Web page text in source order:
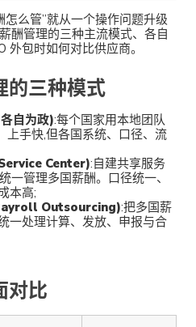
怎么管”就从一个操作问题升级
酬管理的三种主流模式、各自
外包时如何对比供应商。
的三种模式
自为政):每个国家用本地团队
上手快,但各国系统、口径、流
Center):自建共享服务
一管理多国薪酬。口径统一、
本高;
Outsourcing):把多国薪
一处理计算、发放、申报与合
对比